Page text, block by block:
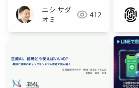
ニシ サダ
オミ
412
性～